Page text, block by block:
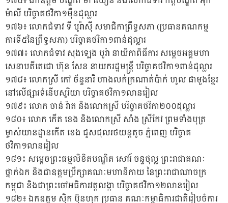
ម៉ាលី បរិច្ចាគថវិកា១ម៉ឺនដុល្លារ
១៧៦៖ លោកជំទាវ ទី បូរ៉ាស៊ី សមាជិកាព្រឹទ្ធសភា (ប្រធានគណកម្ម
ការទី៥នៃព្រឹទ្ធសភា) បរិច្ចាគថវិកា១ពាន់ដុល្លារ
១៧៧៖ លោកជំទាវ សុងទ្បេង បូរ៉ា នាយិកាពិធីការ សម្តេចអគ្គមហា
សេនាបតីតេជោ ហ៊ុន សែន នាយករដ្ឋមន្ត្រី បរិច្ចាគថវិកា១ពាន់ដុល្លារ
១៧៨៖ លោកស្រី កៅ ច័ន្ទនារី ហាងលក់ក្រណាត់ប៉ាក់ ហូល ផាមួងខ្មែរ
នៅលើផ្សារទំនើបសូរិយា បរិច្ចាគថវិកា១លានរៀល
១៧៩៖ លោក ចាន់ វ៉ាត និងលោកស្រី បរិច្ចាគថវិកា២០០ដុល្លារ
១៨០៖ លោក កើត ខេង និងលោកស្រី សាំង ស្រីកែវ ព្រមទាំងបុត្រ
ម្ចាស់យានដ្ឋានកើត ខេង ជួសជុលរថយន្តតូច ភ្នំពេញ បរិច្ចាគ
ថវិកា១លានរៀល
១៨១៖ សម្តេចព្រះធម្មលិខិតបណ្ឌិត សៅរ៍ ចន្ទថុល្ល ព្រះរាជាគណៈ
ថ្នាក់ឯក និងជាឧត្តមប្រឹក្សាគណៈមហានិកាយ នៃព្រះរាជាណាចក្រ
កម្ពុជា និងជាព្រះចៅអធិការវត្តលង្កា បរិច្ចាគថវិកា១២លានរៀល
១៨២៖ ឯកឧត្តម ស៊ិក ប៊ុនហុក ប្រធាន គណៈកម្មាធិការជាតិរៀបចំការ